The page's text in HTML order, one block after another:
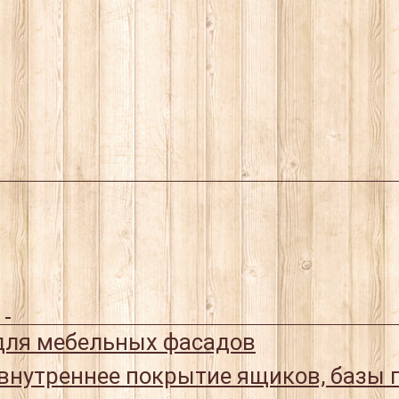
мебельных фасадов
покрытие ящиков, базы